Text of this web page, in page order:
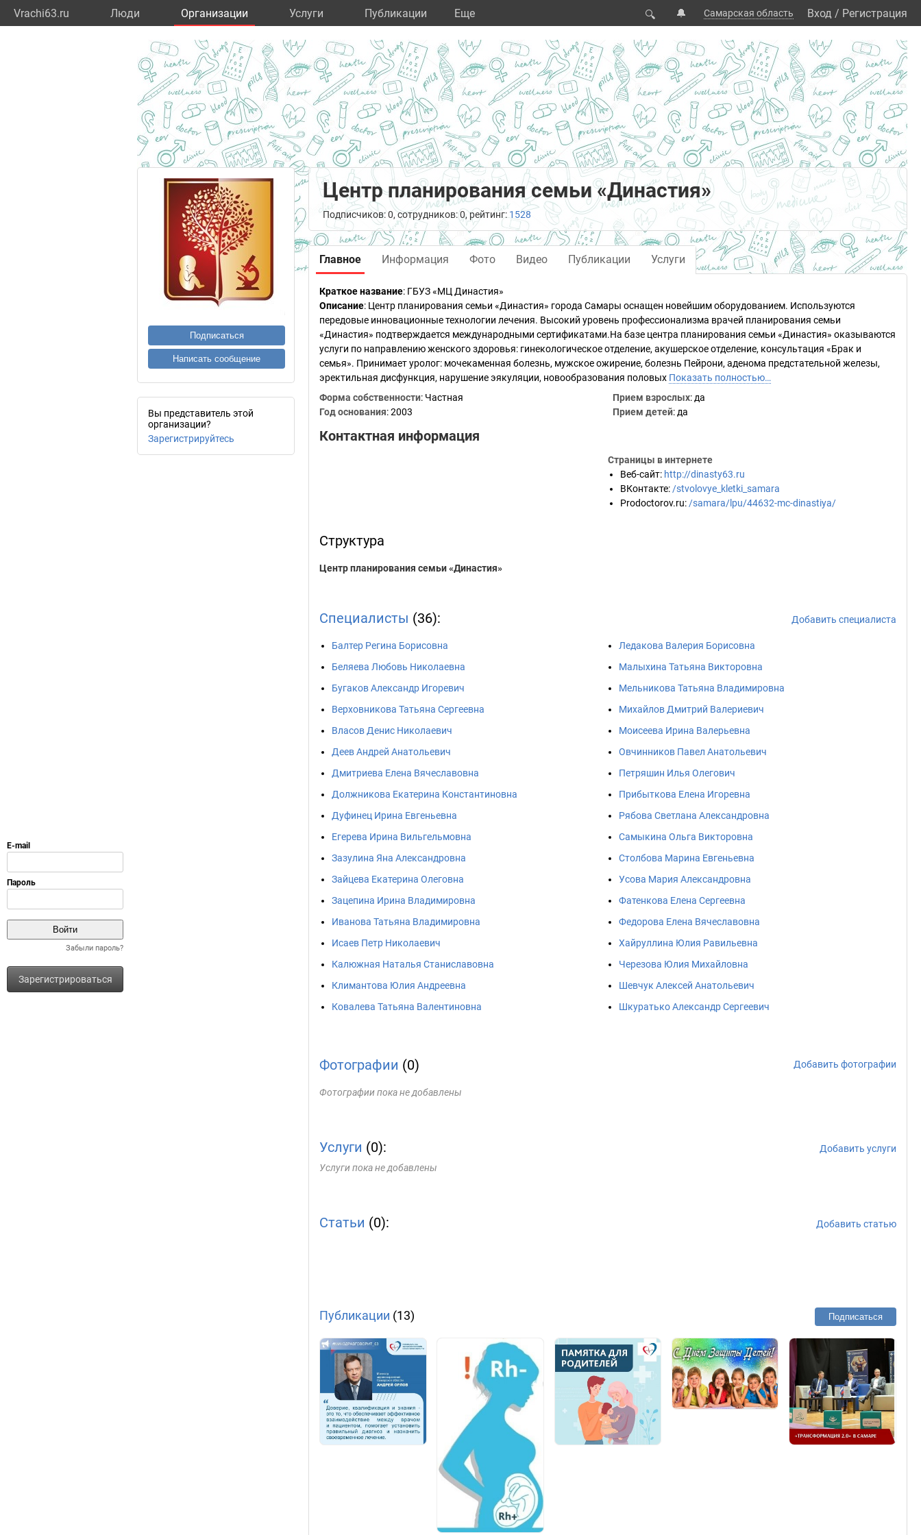
Vrachi63.ru Люди Организации Услуги Публикации Eще 🔍 🔔 Самарская область Вход / Регистрация
Забыли пароль?
Зарегистрироваться
Подписаться
Написать сообщение
Вы представитель этой
организации?
Зарегистрируйтесь
Центр планирования семьи «Династия»
Подписчиков: 0, сотрудников: 0, рейтинг: 1528
Главное Информация Фото Видео Публикации Услуги
Краткое название: ГБУЗ «МЦ Династия»
Описание: Центр планирования семьи «Династия» города Самары оснащен новейшим оборудованием. Используются
передовые инновационные технологии лечения. Высокий уровень профессионализма врачей планирования семьи
«Династия» подтверждается международными сертификатами.На базе центра планирования семьи «Династия» оказываются
услуги по направлению женского здоровья: гинекологическое отделение, акушерское отделение, консультация «Брак и
семья». Принимает уролог: мочекаменная болезнь, мужское ожирение, болезнь Пейрони, аденома предстательной железы,
эректильная дисфункция, нарушение эякуляции, новообразования половых Показать полностью…
Форма собственности: Частная
Год основания:2003
Прием взрослых: да
Прием детей: да
Контактная информация
Страницы в интернете
Веб-сайт: http://dinasty63.ru
ВКонтакте: /stvolovye_kletki_samara
Prodoctorov.ru: /samara/lpu/44632-mc-dinastiya/
Структура
Центр планирования семьи «Династия»
Специалисты (36): Добавить специалиста
Балтер Регина Борисовна
Беляева Любовь Николаевна
Бугаков Александр Игоревич
Верховникова Татьяна Сергеевна
Власов Денис Николаевич
Деев Андрей Анатольевич
Дмитриева Елена Вячеславовна
Должникова Екатерина Константиновна
Дуфинец Ирина Евгеньевна
Егерева Ирина Вильгельмовна
Зазулина Яна Александровна
Зайцева Екатерина Олеговна
Зацепина Ирина Владимировна
Иванова Татьяна Владимировна
Исаев Петр Николаевич
Калюжная Наталья Станиславовна
Климантова Юлия Андреевна
Ковалева Татьяна Валентиновна
Ледакова Валерия Борисовна
Малыхина Татьяна Викторовна
Мельникова Татьяна Владимировна
Михайлов Дмитрий Валериевич
Моисеева Ирина Валерьевна
Овчинников Павел Анатольевич
Петряшин Илья Олегович
Прибыткова Елена Игоревна
Рябова Светлана Александровна
Самыкина Ольга Викторовна
Столбова Марина Евгеньевна
Усова Мария Александровна
Фатенкова Елена Сергеевна
Федорова Елена Вячеславовна
Хайруллина Юлия Равильевна
Черезова Юлия Михайловна
Шевчук Алексей Анатольевич
Шкуратько Александр Сергеевич
Фотографии (0) Добавить фотографии
Фотографии пока не добавлены
Услуги (0):
Добавить услуги
Услуги пока не добавлены
Статьи (0): Добавить статью
Публикации (13) Подписаться